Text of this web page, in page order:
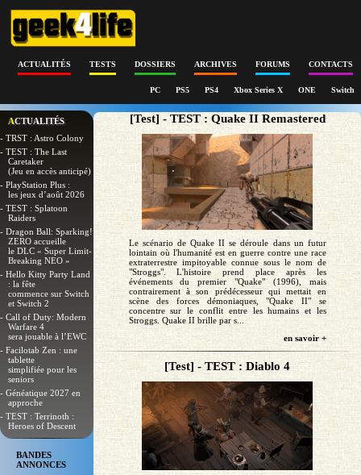
ACTUALITÉS TESTS DOSSIERS ARCHIVES FORUMS CONTACTS
PC PS5 PS4 Xbox Series X ONE Switch
ACTUALITÉS
- TRST : Astro Colony
- TEST : The Last
Caretaker
(Jeu en accès anticipé)
- PlayStation Plus :
les jeux d’août 2026
- TEST : Splatoon
Raiders
- Dragon Ball: Sparking!
ZERO accueille
le DLC « Super Limit-
Breaking NEO »
- Hello Kitty Party Land
: la fête
commence sur Switch
et Switch 2
- Call of Duty: Modern
Warfare 4
sera jouable à l’EWC
- Facilotab Zen : une
tablette
simplifiée pour les
seniors
- Généatique 2027 en
approche
- TEST : Terrinoth :
Heroes of Descent
BANDES
ANNONCES
[Test] - TEST : Quake II Remastered
Le scénario de Quake II se déroule dans un futur
lointain où l'humanité est en guerre contre une race
extraterrestre impitoyable connue sous le nom de
"Stroggs". L'histoire prend place après les
événements du premier "Quake" (1996), mais
contrairement à son prédécesseur qui mettait en
scène des forces démoniaques, "Quake II" se
concentre sur le conflit entre les humains et les
Stroggs. Quake II brille par s...
en savoir +
[Test] - TEST : Diablo 4